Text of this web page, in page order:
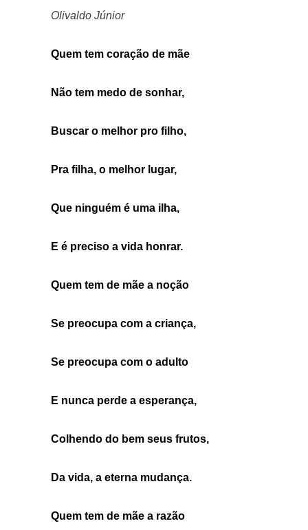
Olivaldo Júnior
Quem tem coração de mãe
Não tem medo de sonhar,
Buscar o melhor pro filho,
Pra filha, o melhor lugar,
Que ninguém é uma ilha,
E é preciso a vida honrar.
Quem tem de mãe a noção
Se preocupa com a criança,
Se preocupa com o adulto
E nunca perde a esperança,
Colhendo do bem seus frutos,
Da vida, a eterna mudança.
Quem tem de mãe a razão